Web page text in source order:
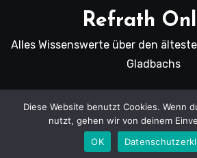
Refrath
Alles Wissenswerte über den
Gladbachs
Copyright Refrath Online © Alle
Blogusvon
Diese Website benutzt Cookies. Wenn
nutzt, gehen wir von deinem
OK